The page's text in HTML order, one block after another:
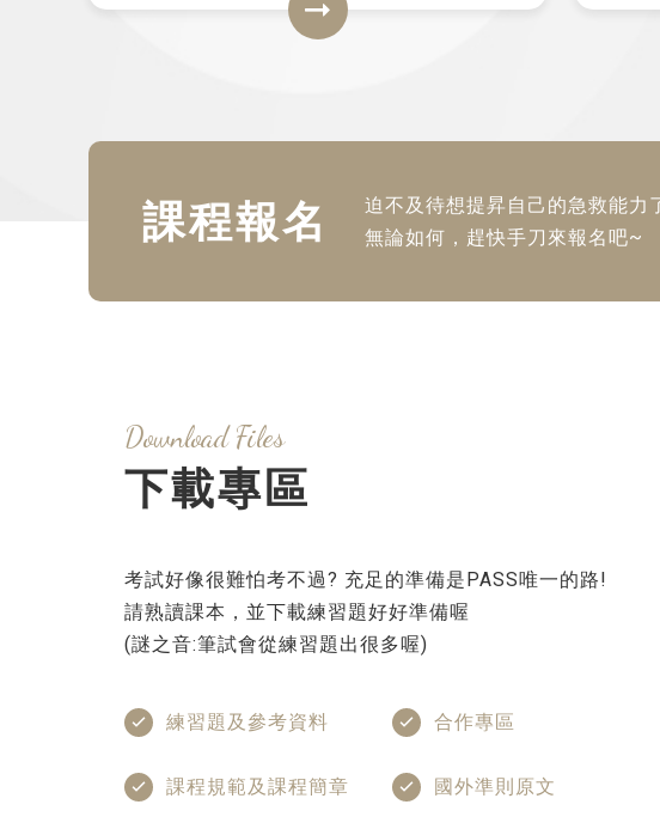
課程報名
迫不及待想提昇自己的急救能力
無論如何，趕快手刀來報名吧~
Download Files
下載專區
考試好像很難怕考不過? 充足的準備是PASS唯一的路!
請熟讀課本，並下載練習題好好準備喔
(謎之音:筆試會從練習題出很多喔)
練習題及參考資料
課程規範及課程簡章
合作專區
國外準則原文